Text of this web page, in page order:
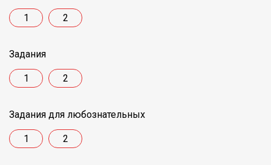
1 2
Задания
1 2
Задания для любознательных
1 2